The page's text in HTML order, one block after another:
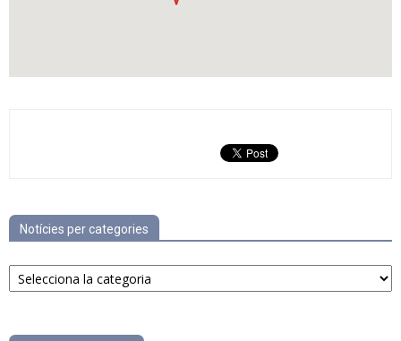
Notícies per categories
Notícies
per